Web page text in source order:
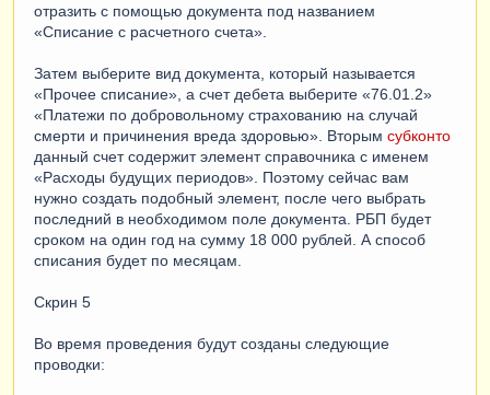
отразить с помощью документа под названием
«Списание с расчетного счета».
Затем выберите вид документа, который называется
«Прочее списание», а счет дебета выберите «76.01.2»
«Платежи по добровольному страхованию на случай
смерти и причинения вреда здоровью». Вторым субконто
данный счет содержит элемент справочника с именем
«Расходы будущих периодов». Поэтому сейчас вам
нужно создать подобный элемент, после чего выбрать
последний в необходимом поле документа. РБП будет
сроком на один год на сумму 18 000 рублей. А способ
списания будет по месяцам.
Скрин 5
Во время проведения будут созданы следующие
проводки: